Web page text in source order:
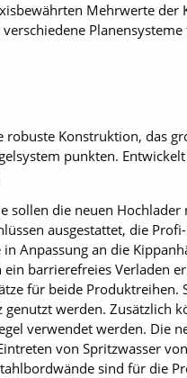
Mehrwerte der
Konstruktion, das
punkten.
sollen die neuen
ausgestattet, die
Anpassung an die
barrierefreies Verladen
für beide Produktreihen.
werden. Zusätzlich
verwendet werden. Die
von Spritzwasser
sind für die